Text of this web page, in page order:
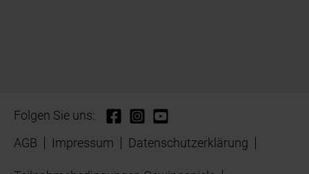
Folgen Sie uns:
AGB
Impressum Datenschutzerklärung